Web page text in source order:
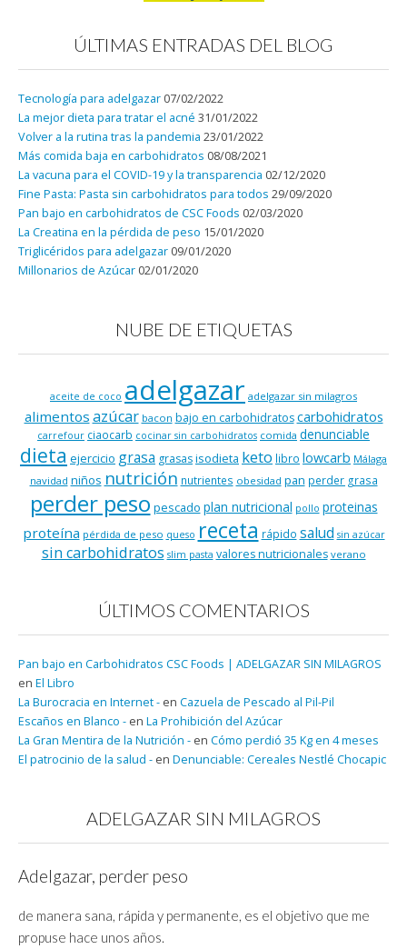
ÚLTIMAS ENTRADAS DEL BLOG
Tecnología para adelgazar 07/02/2022
La mejor dieta para tratar el acné 31/01/2022
Volver a la rutina tras la pandemia 23/01/2022
Más comida baja en carbohidratos 08/08/2021
La vacuna para el COVID-19 y la transparencia 02/12/2020
Fine Pasta: Pasta sin carbohidratos para todos 29/09/2020
Pan bajo en carbohidratos de CSC Foods 02/03/2020
La Creatina en la pérdida de peso 15/01/2020
Triglicéridos para adelgazar 09/01/2020
Millonarios de Azúcar 02/01/2020
NUBE DE ETIQUETAS
aceite de coco adelgazar adelgazar sin milagros
alimentos azúcar bacon bajo en carbohidratos carbohidratos
carrefour ciaocarb cocinar sin carbohidratos comida denunciable
dieta ejercicio grasa grasasisodieta keto libro lowcarb Málaga
navidad niños nutrición nutrientes obesidad pan perder grasa
perder peso pescado plan nutricional pollo proteinas
proteína pérdida de peso queso receta rápido salud sin azúcar
sin carbohidratos slim pasta valores nutricionales verano
ÚLTIMOS COMENTARIOS
Pan bajo en Carbohidratos CSC Foods | ADELGAZAR SIN MILAGROS
en El Libro
La Burocracia en Internet - en Cazuela de Pescado al Pil-Pil
Escaños en Blanco - en La Prohibición del Azúcar
La Gran Mentira de la Nutrición - en Cómo perdió 35 Kg en 4 meses
El patrocinio de la salud - en Denunciable: Cereales Nestlé Chocapic
ADELGAZAR SIN MILAGROS
Adelgazar, perder peso
de manera sana, rápida y permanente, es el objetivo que me
propuse hace unos años.